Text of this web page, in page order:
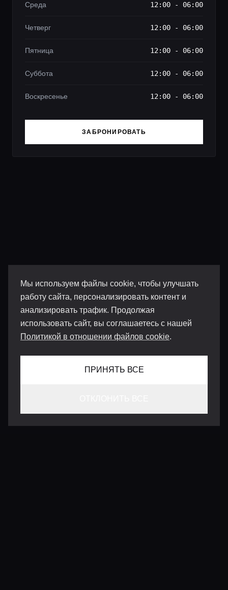
Мы используем файлы cookie, чтобы улучшать
работу сайта, персонализировать контент и
анализировать трафик. Продолжая
использовать сайт, вы соглашаетесь с нашей
Политикой в отношении файлов cookie.
ПРИНЯТЬ ВСЕ
Среда 12:00 - 06:00
Четверг 12:00 - 06:00
Пятница 12:00 - 06:00
Суббота 12:00 - 06:00
Воскресенье 12:00 - 06:00
ЗАБРОНИРОВАТЬ